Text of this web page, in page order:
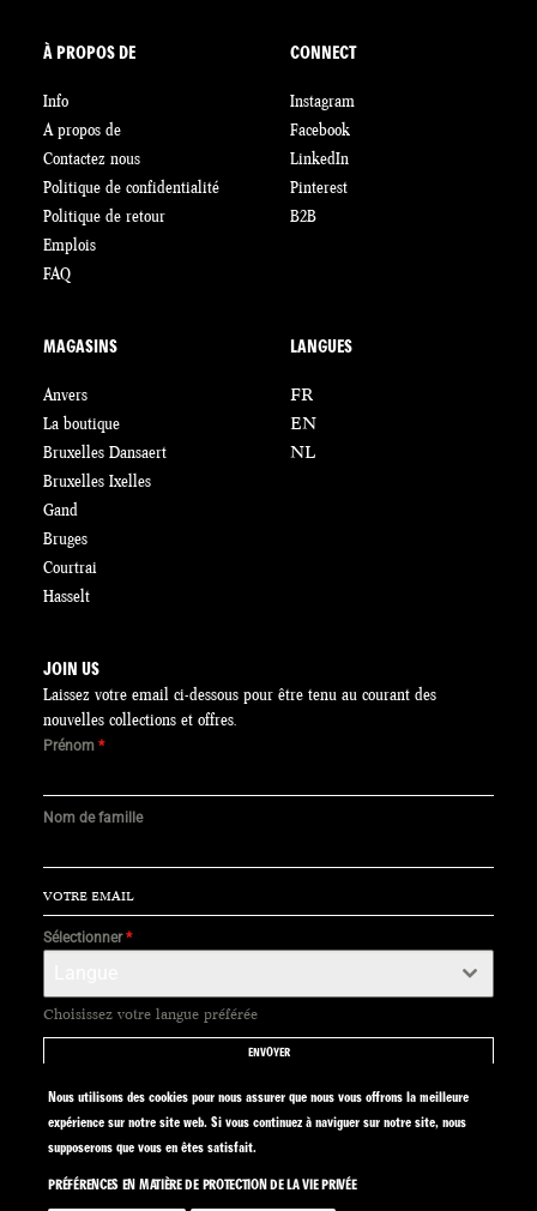
À PROPOS DE
Info
A propos de
Contactez nous
Politique de confidentialité
Politique de retour
Emplois
FAQ
CONNECT
Instagram
Facebook
LinkedIn
Pinterest
B2B
MAGASINS
Anvers
La boutique
Bruxelles Dansaert
Bruxelles Ixelles
Gand
Bruges
Courtrai
Hasselt
LANGUES
FR
EN
NL
JOIN US
Laissez votre email ci-dessous pour être tenu au courant des
nouvelles collections et offres.
Prénom *
Nom de famille
Sélectionner*
Choisissez votre langue préférée
ENVOYER
SITE BY CALYPSO
Nous utilisons des cookies pour nous assurer que nous vous offrons la meilleure
expérience sur notre site web. Si vous continuez à naviguer sur notre site, nous
supposerons que vous en êtes satisfait.
PRÉFÉRENCES EN MATIÈRE DE PROTECTION DE LA VIE PRIVÉE